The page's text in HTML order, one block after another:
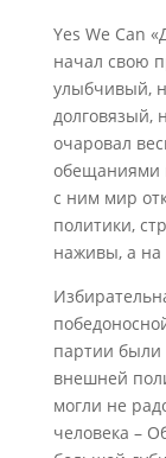
Yes We Can
начал свою
улыбчивый,
долговязый,
очаровал
обещаниями
с ним мир
политики,
наживы, а на
партии
внешней
могли не
человека –